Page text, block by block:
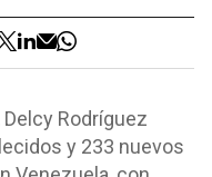
Rodríguez
y 233 nuevos